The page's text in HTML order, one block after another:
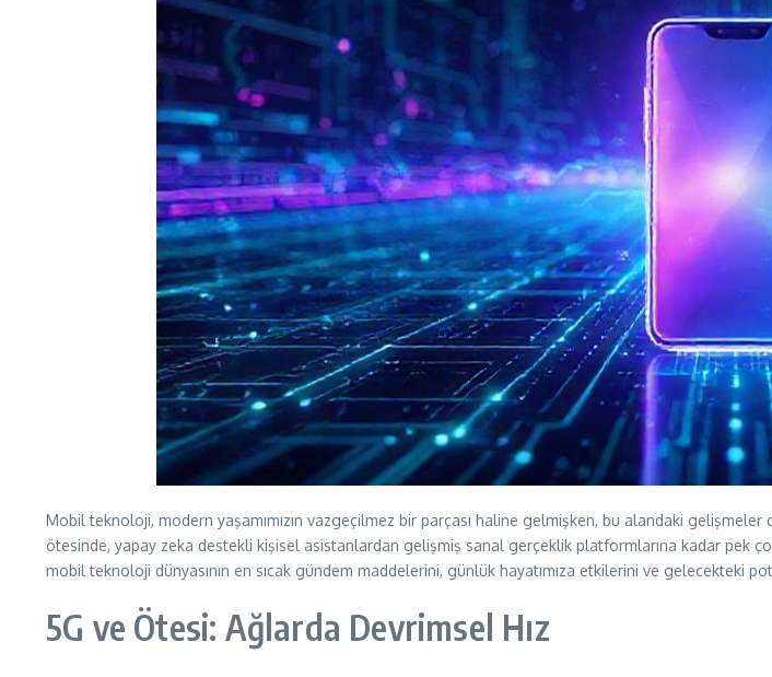
Mobil teknoloji, modern yaşamımızın vazgeçilmez bir parçası haline gelmişken, bu alandaki gelişmeler
ötesinde, yapay zeka destekli kişisel asistanlardan gelişmiş sanal gerçeklik platformlarına kadar pek
mobil teknoloji dünyasının en sıcak gündem maddelerini, günlük hayatımıza etkilerini ve gelecekteki
5G ve Ötesi: Ağlarda Devrimsel Hız